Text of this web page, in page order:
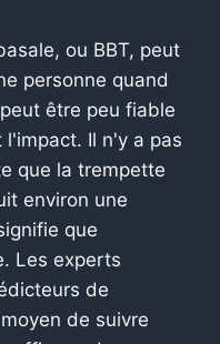
ou BBT, peut
personne quand
être peu fiable
Il n'y a pas
que la trempette
environ une
que
Les experts
de
de suivre